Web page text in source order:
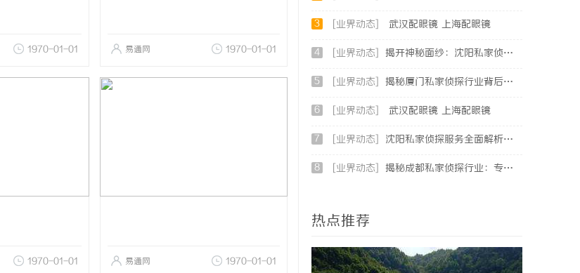
1970-01-01 易通网 1970-01-01
1970-01-01 易通网 1970-01-01
3 [业界动态] 武汉配眼镜 上海配眼镜
4 [业界动态] 揭开神秘面纱：沈阳私家侦探行业的现状与发展
5 [业界动态] 揭秘厦门私家侦探行业背后的故事与服务价值
6 [业界动态] 武汉配眼镜 上海配眼镜
7 [业界动态] 沈阳私家侦探服务全面解析：破解疑云，守护真相的专家助力
8 [业界动态] 揭秘成都私家侦探行业：专业服务助力城市安宁
热点推荐